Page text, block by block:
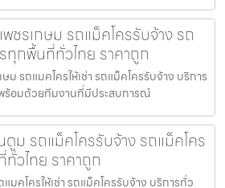
พชรเกษม รถแม็คโครรับจ้าง รถ
ทุกพื้นที่ทั่วไทย ราคาถูก
ม รถแมคโครให้เช่า รถแม็คโครรับจ้าง บริการ
พร้อมด้วยทีมงานที่มีประสบการณ์
ม รถแม็คโครรับจ้าง รถแม็คโคร
วไทย ราคาถูก
คโครให้เช่า รถแม็คโครรับจ้าง บริการทั่ว